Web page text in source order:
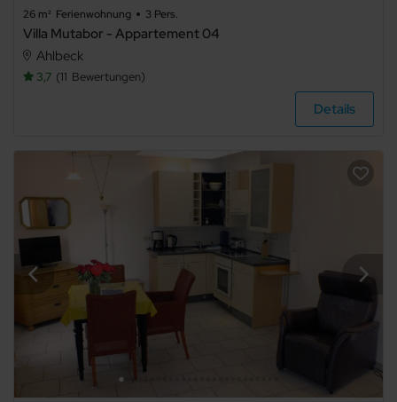
26 m² Ferienwohnung 3 Pers.
Villa Mutabor - Appartement 04
Ahlbeck
3,7 11 Bewertungen
Details